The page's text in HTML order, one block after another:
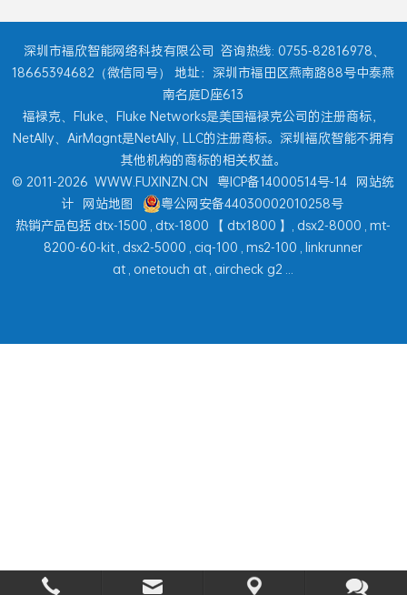
深圳市福欣智能网络科技有限公司 咨询热线: 0755-82816978、
18665394682（微信同号） 地址：深圳市福田区燕南路88号中泰燕
南名庭D座613
福禄克、Fluke、Fluke Networks是美国福禄克公司的注册商标，
NetAlly、AirMagnt是NetAlly, LLC的注册商标。深圳福欣智能不拥有
其他机构的商标的相关权益。
© 2011-2026 WWW.FUXINZN.CN 粤ICP备14000514号-14 网站统
计 网站地图
粤公网安备44030002010258号
热销产品包括 dtx-1500 , dtx-1800 【 dtx1800 】, dsx2-8000 , mt-
8200-60-kit , dsx2-5000 , ciq-100 , ms2-100 , linkrunner
at , onetouch at , aircheck g2 ...